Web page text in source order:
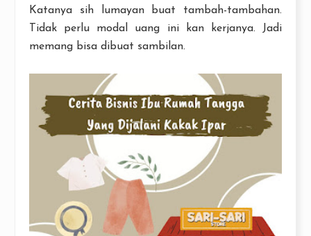
Katanya sih lumayan buat tambah-tambahan.
Tidak perlu modal uang ini kan kerjanya. Jadi
memang bisa dibuat sambilan.